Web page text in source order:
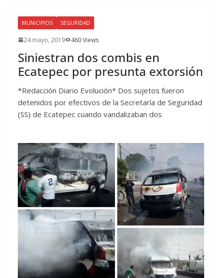
MUNICIPIOS SEGURIDAD
24 mayo, 2019 460 Views
Siniestran dos combis en
Ecatepec por presunta extorsión
*Redacción Diario Evolución* Dos sujetos fueron
detenidos por efectivos de la Secretaría de Seguridad
(SS) de Ecatepec cuando vandalizaban dos